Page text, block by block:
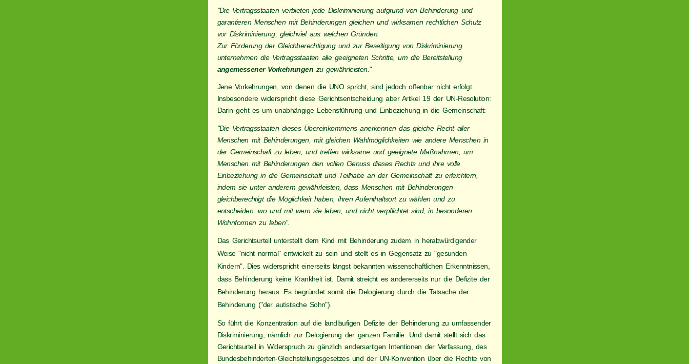
"Die Vertragsstaaten verbieten jede Diskriminierung aufgrund von Behinderung und
garantieren Menschen mit Behinderungen gleichen und wirksamen rechtlichen Schutz
vor Diskriminierung, gleichviel aus welchen Gründen.
Zur Förderung der Gleichberechtigung und zur Beseitigung von Diskriminierung
unternehmen die Vertragsstaaten alle geeigneten Schritte, um die Bereitstellung
angemessener Vorkehrungen zu gewährleisten."
Jene Vorkehrungen, von denen die UNO spricht, sind jedoch offenbar nicht erfolgt.
Insbesondere widerspricht diese Gerichtsentscheidung aber Artikel 19 der UN-Resolution:
Darin geht es um unabhängige Lebensführung und Einbeziehung in die Gemeinschaft:
"Die Vertragsstaaten dieses Übereinkommens anerkennen das gleiche Recht aller
Menschen mit Behinderungen, mit gleichen Wahlmöglichkeiten wie andere Menschen in
der Gemeinschaft zu leben, und treffen wirksame und geeignete Maßnahmen, um
Menschen mit Behinderungen den vollen Genuss dieses Rechts und ihre volle
Einbeziehung in die Gemeinschaft und Teilhabe an der Gemeinschaft zu erleichtern,
indem sie unter anderem gewährleisten, dass Menschen mit Behinderungen
gleichberechtigt die Möglichkeit haben, ihren Aufenthaltsort zu wählen und zu
entscheiden, wo und mit wem sie leben, und nicht verpflichtet sind, in besonderen
Wohnformen zu leben".
Das Gerichtsurteil unterstellt dem Kind mit Behinderung zudem in herabwürdigender
Weise "nicht normal" entwickelt zu sein und stellt es in Gegensatz zu "gesunden
Kindern". Dies widerspricht einerseits längst bekannten wissenschaftlichen Erkenntnissen,
dass Behinderung keine Krankheit ist. Damit streicht es andererseits nur die Defizite der
Behinderung heraus. Es begründet somit die Delogierung durch die Tatsache der
Behinderung ("der autistische Sohn").
So führt die Konzentration auf die landläufigen Defizite der Behinderung zu umfassender
Diskriminierung, nämlich zur Delogierung der ganzen Familie. Und damit stellt sich das
Gerichtsurteil in Widerspruch zu gänzlich andersartigen Intentionen der Verfassung, des
Bundesbehinderten-Gleichstellungsgesetzes und der UN-Konvention über die Rechte von